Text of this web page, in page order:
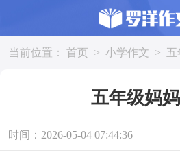
当前位置： 首页 > 小学作文 > 五
五年级妈
时间：2026-05-04 07:44:36